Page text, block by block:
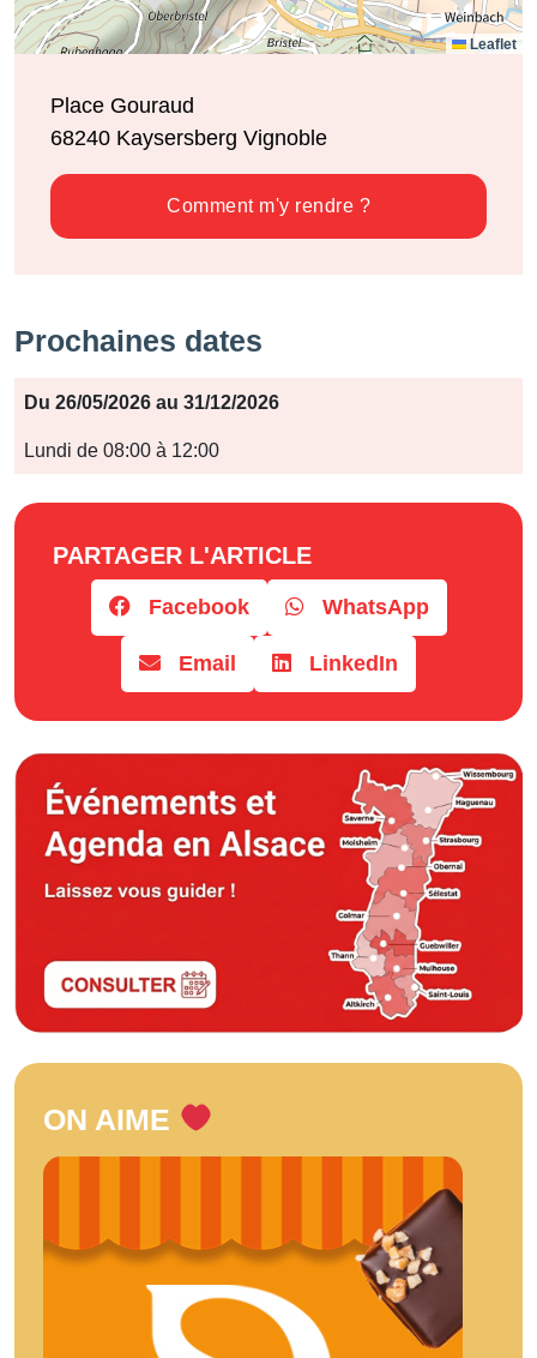
Leaflet
Place Gouraud
68240 Kaysersberg Vignoble
Comment m'y rendre ?
Prochaines dates
Période
Jours
Du 26/05/2026 au 31/12/2026
Lundi de 08:00 à 12:00
PARTAGER L'ARTICLE
Facebook WhatsApp
Email LinkedIn
ON AIME